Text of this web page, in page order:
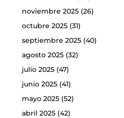
noviembre 2025(26)
octubre 2025(31)
septiembre 2025(40)
agosto 2025(32)
julio 2025(47)
junio 2025(41)
mayo 2025(52)
abril 2025(42)